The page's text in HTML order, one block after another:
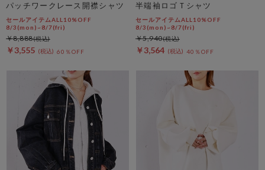
パッチワークレース開襟シャツ
セールアイテムALL10%OFF
8/3(mon)~8/7(fri)
￥3,555 60％OFF
￥8,888
半端袖ロゴＴシャツ
セールアイテムALL10%OFF
8/3(mon)~8/7(fri)
￥3,564 40％OFF
￥5,940